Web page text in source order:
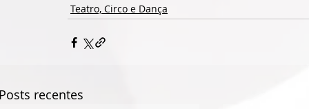
Teatro, Circo e Dança
recentes